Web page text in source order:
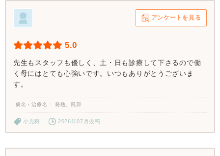
アンケートを見る
5.0
先生もスタッフも優しく、土・日も診療して下さるので働
く母にはとても心強いです。いつもありがとうございま
す。
病名・治療名 発熱、風邪
小児科 2026年07月投稿